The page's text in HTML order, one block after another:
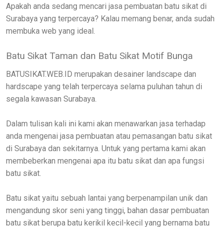
Apakah anda sedang mencari jasa pembuatan batu sikat di
Surabaya yang terpercaya? Kalau memang benar, anda sudah
membuka web yang ideal.
Batu Sikat Taman dan Batu Sikat Motif Bunga
BATUSIKAT.WEB.ID merupakan desainer landscape dan
hardscape yang telah terpercaya selama puluhan tahun di
segala kawasan Surabaya.
Dalam tulisan kali ini kami akan menawarkan jasa terhadap
anda mengenai jasa pembuatan atau pemasangan batu sikat
di Surabaya dan sekitarnya. Untuk yang pertama kami akan
membeberkan mengenai apa itu batu sikat dan apa fungsi
batu sikat.
Batu sikat yaitu sebuah lantai yang berpenampilan unik dan
mengandung skor seni yang tinggi, bahan dasar pembuatan
batu sikat berupa batu kerikil kecil-kecil yang bernama batu